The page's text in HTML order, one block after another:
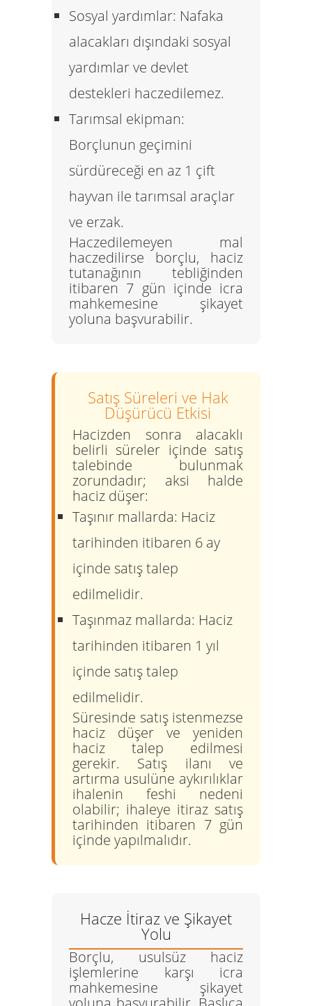
Sosyal yardımlar: Nafaka
alacakları dışındaki sosyal
yardımlar ve devlet
destekleri haczedilemez.
Tarımsal ekipman:
Borçlunun geçimini
sürdüreceği en az 1 çift
hayvan ile tarımsal araçlar
ve erzak.
Haczedilemeyen mal
haczedilirse borçlu, haciz
tutanağının tebliğinden
itibaren 7 gün içinde icra
mahkemesine şikayet
yoluna başvurabilir.
Satış Süreleri ve Hak
Düşürücü Etkisi
Hacizden sonra alacaklı
belirli süreler içinde satış
talebinde bulunmak
zorundadır; aksi halde
haciz düşer:
Taşınır mallarda: Haciz
tarihinden itibaren 6 ay
içinde satış talep
edilmelidir.
Taşınmaz mallarda: Haciz
tarihinden itibaren 1 yıl
içinde satış talep
edilmelidir.
Süresinde satış istenmezse
haciz düşer ve yeniden
haciz talep edilmesi
gerekir. Satış ilanı ve
artırma usulüne aykırılıklar
ihalenin feshi nedeni
olabilir; ihaleye itiraz satış
tarihinden itibaren 7 gün
içinde yapılmalıdır.
Hacze İtiraz ve Şikayet
Yolu
Borçlu, usulsüz haciz
işlemlerine karşı icra
mahkemesine şikayet